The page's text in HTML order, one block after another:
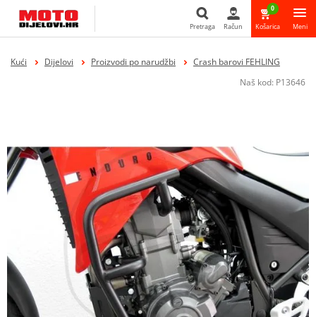
Pretraga
Pretraga Račun
0
Košarica Meni
Kući Dijelovi Proizvodi po narudžbi
Crash barovi FEHLING
Naš kod: P13646